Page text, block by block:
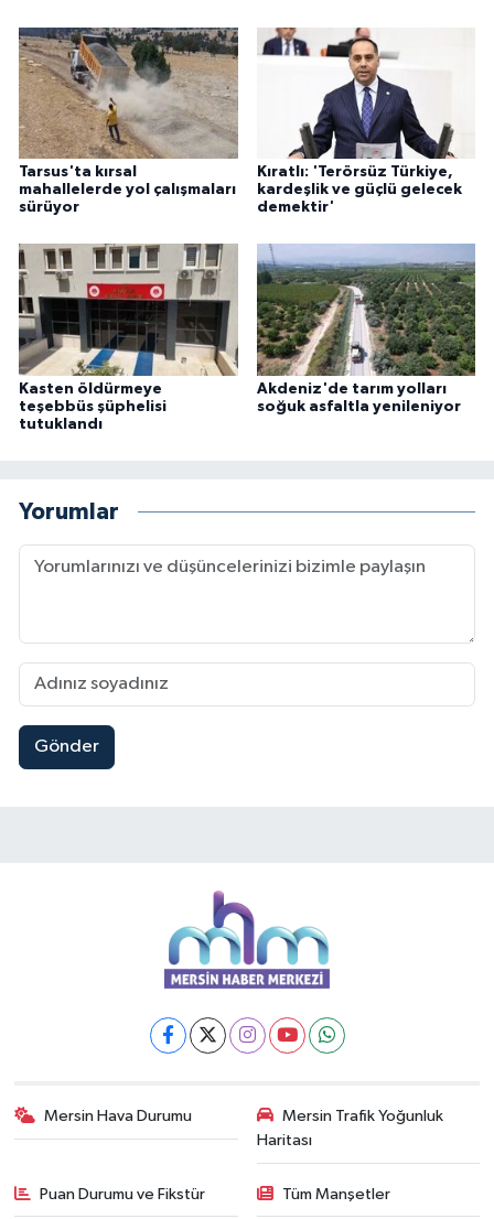
Tarsus'ta kırsal
mahallelerde yol çalışmaları
sürüyor
Kıratlı: 'Terörsüz Türkiye,
kardeşlik ve güçlü gelecek
demektir'
Kasten öldürmeye
teşebbüs şüphelisi
tutuklandı
Akdeniz'de tarım yolları
soğuk asfaltla yenileniyor
Yorumlar
Gönder
Mersin Hava Durumu
Mersin Trafik Yoğunluk
Haritası
Puan Durumu ve Fikstür Tüm Manşetler